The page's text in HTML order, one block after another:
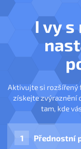
I vy s
Aktivujte si rozšířený
získejte zvýraznění
tam, kde
Přednostní